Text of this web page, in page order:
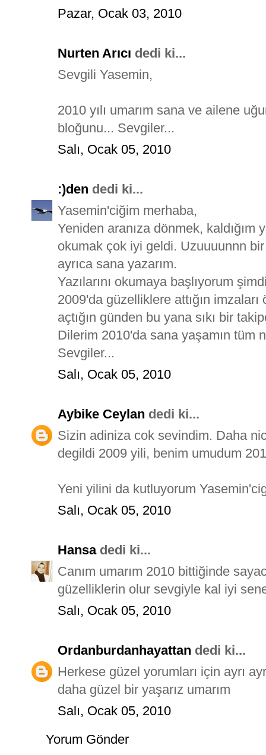
Pazar, Ocak 03, 2010
Nurten Arıcı dedi ki...
Sevgili Yasemin,
2010 yılı umarım sana ve ailene
bloğunu... Sevgiler...
Salı, Ocak 05, 2010
:)den dedi ki...
Yasemin'ciğim merhaba,
Yeniden aranıza dönmek, kaldığım
okumak çok iyi geldi. Uzuuuunnn
ayrıca sana yazarım.
Yazılarını okumaya başlıyorum
2009'da güzelliklere attığın
açtığın günden bu yana sıkı bir
Dilerim 2010'da sana yaşamın tüm
Sevgiler...
Salı, Ocak 05, 2010
Aybike Ceylan dedi ki...
Sizin adiniza cok sevindim. Daha
degildi 2009 yili, benim umudum
Yeni yilini da kutluyorum
Salı, Ocak 05, 2010
Hansadedi ki...
Canım umarım 2010 bittiğinde
güzelliklerin olur sevgiyle kal iyi
Salı, Ocak 05, 2010
Ordanburdanhayattan dedi ki...
Herkese güzel yorumları için ayrı
daha güzel bir yaşarız umarım
Salı, Ocak 05, 2010
Yorum Gönder